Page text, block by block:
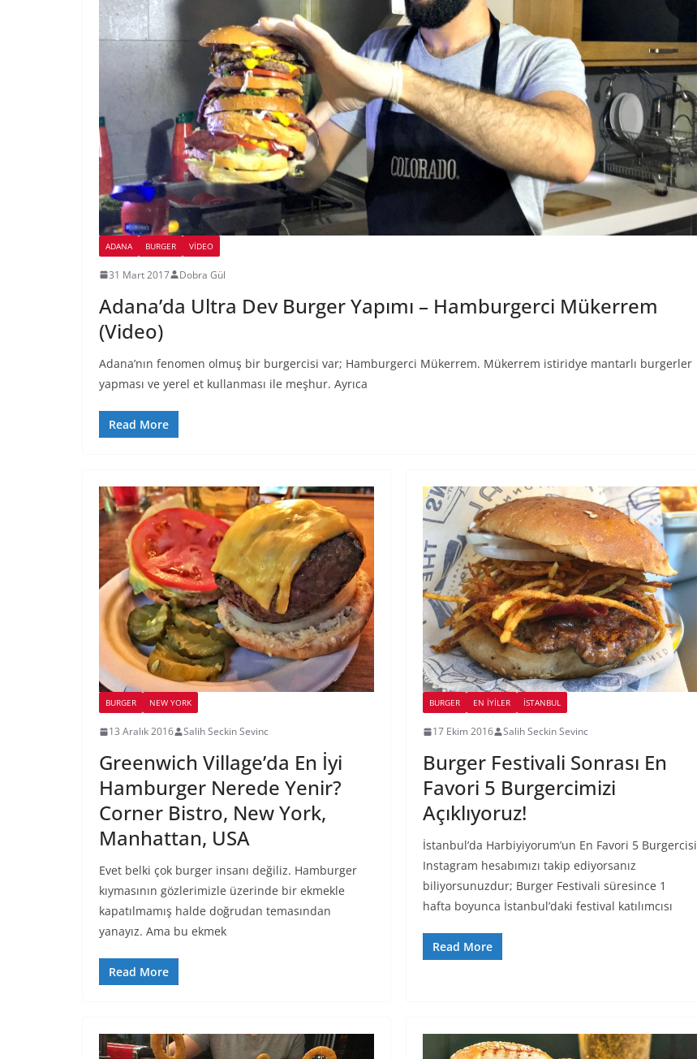
ADANA BURGER VIDEO
31 Mart 2017 Dobra Gül
Adana’da Ultra Dev Burger Yapımı – Hamburgerci Mükerrem
(Video)
Adana’nın fenomen olmuş bir burgercisi var; Hamburgerci Mükerrem. Mükerrem istiridye mantarlı burgerler
yapması ve yerel et kullanması ile meşhur. Ayrıca
Read More
BURGER NEW YORK
13 Aralık 2016 Salih Seckin Sevinc
Greenwich Village’da En İyi
Hamburger Nerede Yenir?
Corner Bistro, New York,
Manhattan, USA
Evet belki çok burger insanı değiliz. Hamburger
kıymasının gözlerimizle üzerinde bir ekmekle
kapatılmamış halde doğrudan temasından
yanayız. Ama bu ekmek
Read More
BURGER EN İYILER İSTANBUL
17 Ekim 2016 Salih Seckin Sevinc
Burger Festivali Sonrası En
Favori 5 Burgercimizi
Açıklıyoruz!
İstanbul’da Harbiyiyorum’un En Favori 5 Burgercisi
Instagram hesabımızı takip ediyorsanız
biliyorsunuzdur; Burger Festivali süresince 1
hafta boyunca İstanbul’daki festival katılımcısı
Read More